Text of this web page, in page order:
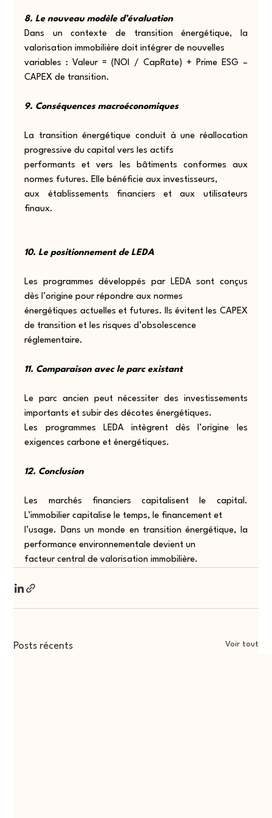
8. Le nouveau modèle d’évaluation
Dans un contexte de transition énergétique, la
valorisation immobilière doit intégrer de nouvelles
variables : Valeur = (NOI / CapRate) + Prime ESG –
CAPEX de transition.
9. Conséquences macroéconomiques
La transition énergétique conduit à une réallocation
progressive du capital vers les actifs
performants et vers les bâtiments conformes aux
normes futures. Elle bénéficie aux investisseurs,
aux établissements financiers et aux utilisateurs
finaux.
10. Le positionnement de LEDA
Les programmes développés par LEDA sont conçus
dès l’origine pour répondre aux normes
énergétiques actuelles et futures. Ils évitent les CAPEX
de transition et les risques d’obsolescence
réglementaire.
11. Comparaison avec le parc existant
Le parc ancien peut nécessiter des investissements
importants et subir des décotes énergétiques.
Les programmes LEDA intègrent dès l’origine les
exigences carbone et énergétiques.
12. Conclusion
Les marchés financiers capitalisent le capital.
L’immobilier capitalise le temps, le financement et
l’usage. Dans un monde en transition énergétique, la
performance environnementale devient un
facteur central de valorisation immobilière.
Posts récents Voir tout